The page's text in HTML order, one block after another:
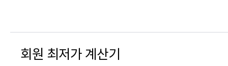
회원 최저가 계산기